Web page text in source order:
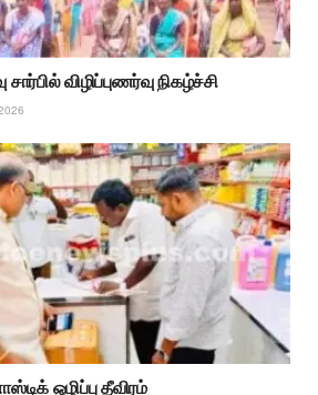
விழிப்புணர்வு நிகழ்ச்சி
ஒழிப்பு தீவிரம்